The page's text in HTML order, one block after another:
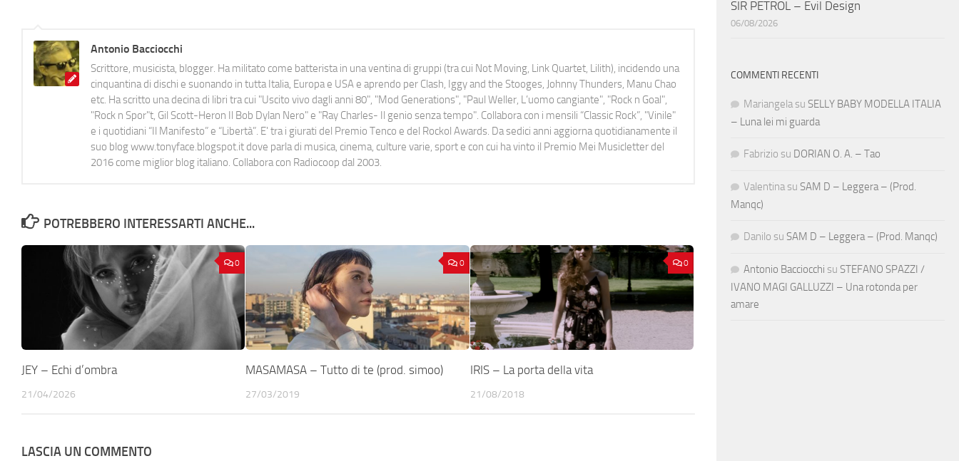
Antonio Bacciocchi
Scrittore, musicista, blogger. Ha militato come batterista in una ventina di gruppi (tra cui Not Moving, Link Quartet, Lilith), incidendo una
cinquantina di dischi e suonando in tutta Italia, Europa e USA e aprendo per Clash, Iggy and the Stooges, Johnny Thunders, Manu Chao
etc. Ha scritto una decina di libri tra cui "Uscito vivo dagli anni 80", "Mod Generations", "Paul Weller, L’uomo cangiante", "Rock n Goal",
"Rock n Spor"t, Gil Scott-Heron Il Bob Dylan Nero" e "Ray Charles- Il genio senza tempo". Collabora con i mensili “Classic Rock”, "Vinile"
e i quotidiani “Il Manifesto” e “Libertà”. E' tra i giurati del Premio Tenco e del Rockol Awards. Da sedici anni aggiorna quotidianamente il
suo blog www.tonyface.blogspot.it dove parla di musica, cinema, culture varie, sport e con cui ha vinto il Premio Mei Musicletter del
2016 come miglior blog italiano. Collabora con Radiocoop dal 2003.
POTREBBERO INTERESSARTI ANCHE...
0
JEY – Echi d’ombra
21/04/2026
0
MASAMASA – Tutto di te (prod. simoo)
27/03/2019
0
IRIS – La porta della vita
21/08/2018
LASCIA UN COMMENTO
SIR PETROL – Evil Design
06/08/2026
COMMENTI RECENTI
Mariangela su SELLY BABY MODELLA ITALIA
– Luna lei mi guarda
Fabrizio su DORIAN O. A. – Tao
Valentina su SAM D – Leggera – (Prod.
Manqc)
Danilo su SAM D – Leggera – (Prod. Manqc)
Antonio Bacciocchi su STEFANO SPAZZI /
IVANO MAGI GALLUZZI – Una rotonda per
amare